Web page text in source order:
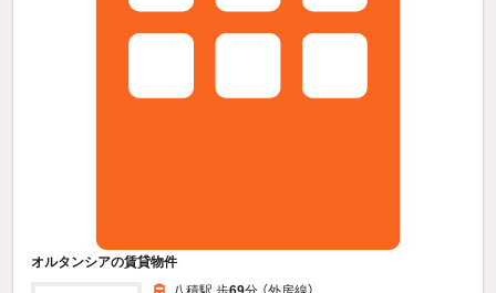
オルタンシアの賃貸物件